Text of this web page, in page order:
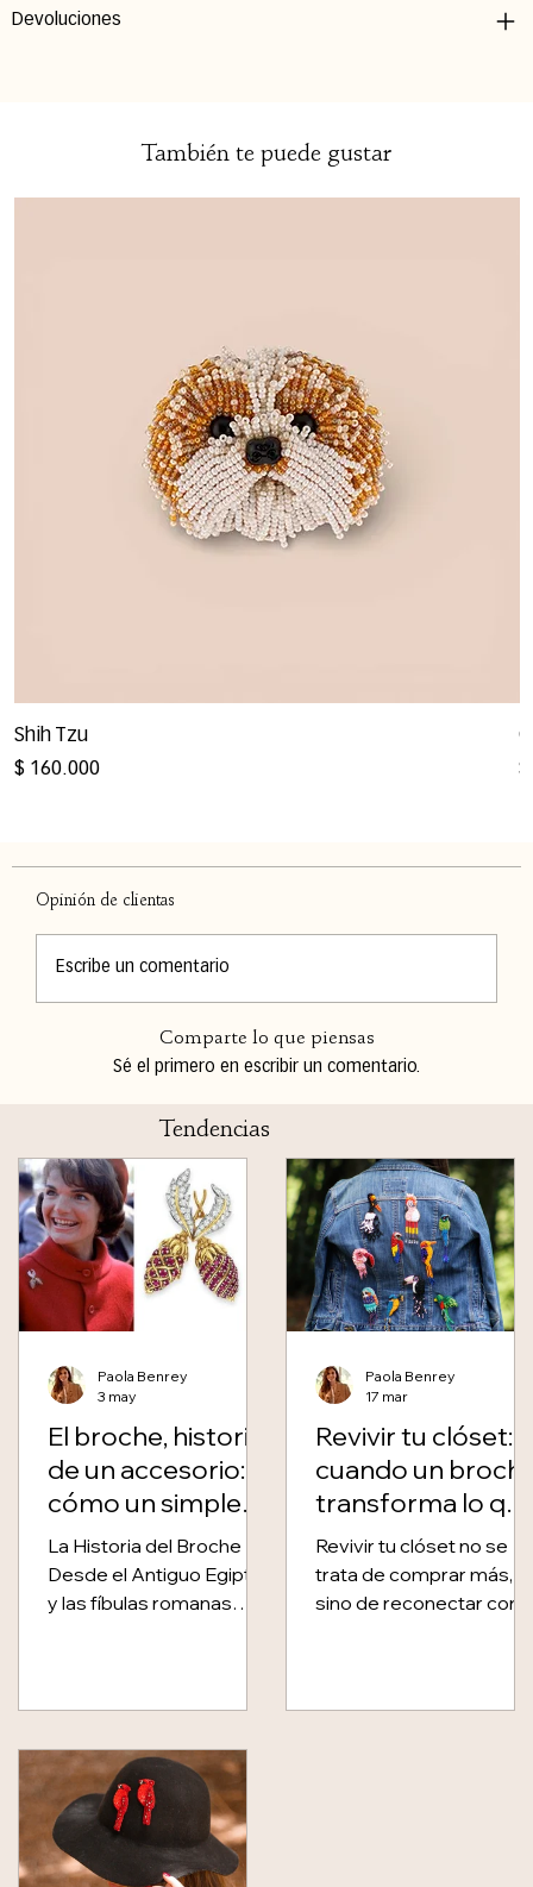
Devoluciones
También te puede gustar
Shih Tzu
Precio
$ 160.000 $
Opinión de clientas
Escribe un comentario
Comparte lo que piensas
Sé el primero en escribir un comentario.
Tendencias
El broche, historia
de un accesorio:
cómo un simple
cierre se convirtió
en símbolo de
poder
La Historia del Broche
Desde el Antiguo Egipto
y las fíbulas romanas
palabra. Esta es la suya —
y el punto de partida de
los paolines hechos a
mano en Colombia.
ANTIGUO EGIPTO · LAS
PRIMERAS RAÍCES
Paola Benrey
3 may
Revivir tu clóset:
cuando un
transforma lo
ya tienes
Revivir tu clóset no se
trata de comprar más,
sino de reconectar con
prenda que parecía
Paola Benrey
17 mar